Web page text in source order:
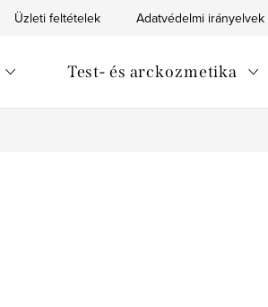
Üzleti feltételek Adatvédelmi irányelvek
Test- és arckozmetika